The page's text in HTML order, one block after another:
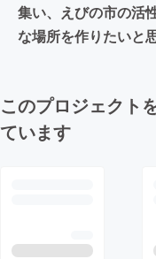
集い、えびの市の活
な場所を作りたいと
このプロジェクト
ています